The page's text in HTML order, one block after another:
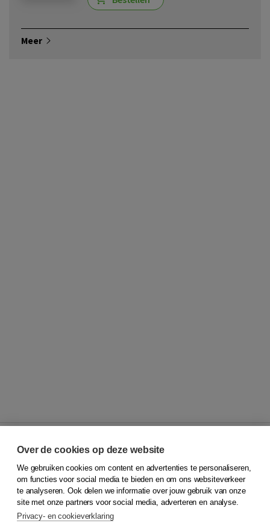
Meer
© 2026Koninklijke Boom uitgevers
Klantenservice
Service & informatie
Contact
Over de cookies op deze website
We gebruiken cookies om content en advertenties te personaliseren,
om functies voor social media te bieden en om ons websiteverkeer
te analyseren. Ook delen we informatie over jouw gebruik van onze
site met onze partners voor social media, adverteren en analyse.
Privacy- en cookieverklaring